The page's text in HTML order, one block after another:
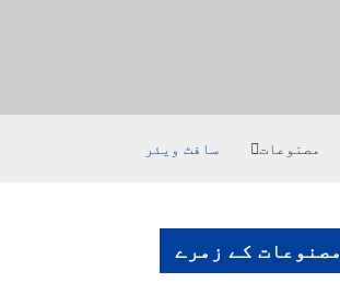
مصنوعات سافٹ ویئر
مصنوعات کے زمرے